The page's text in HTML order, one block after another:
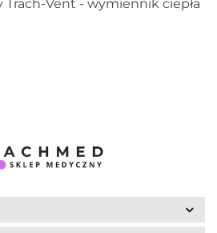
Vent - wymiennik ciepła